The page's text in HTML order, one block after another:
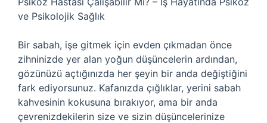
ve Psikolojik Sağlık
Bir sabah, işe gitmek için evden çıkmadan önce
zihninizde yer alan yoğun düşüncelerin ardından,
gözünüzü açtığınızda her şeyin bir anda değiştiğini
fark ediyorsunuz. Kafanızda çığlıklar, yerini sabah
kahvesinin kokusuna bırakıyor, ama bir anda
çevrenizdekilerin size ve sizin düşüncelerinize